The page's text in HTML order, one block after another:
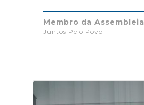
Membro da Assembleia
Juntos Pelo Povo